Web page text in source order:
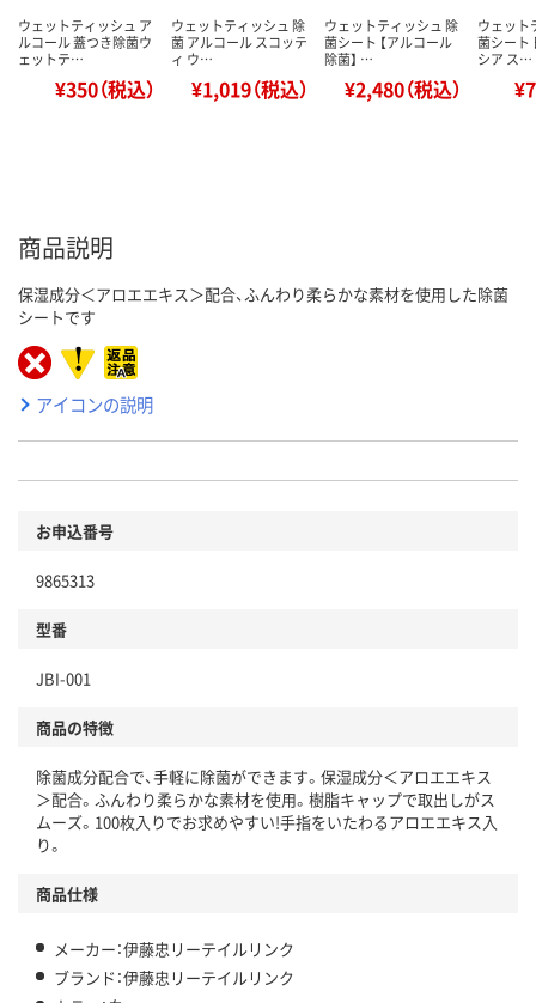
ウェットティッシュ ア
ルコール 蓋つき除菌ウ
ェットテ…
¥350（税込）
ウェットティッシュ 除
菌 アルコール スコッテ
ィ ウ…
¥1,019（税込）
ウェットティッシュ 除
菌シート 【アルコール
除菌】 …
¥2,480（税込）
ウェット
菌シート
シア ス…
商品説明
保湿成分＜アロエエキス＞配合、ふんわり柔らかな素材を使用した除菌
シートです
アイコンの説明
お申込番号
9865313
型番
JBI-001
商品の特徴
除菌成分配合で、手軽に除菌ができます。保湿成分＜アロエエキス
＞配合。ふんわり柔らかな素材を使用。樹脂キャップで取出しがス
ムーズ。100枚入りでお求めやすい!手指をいたわるアロエエキス入
り。
商品仕様
メーカー：伊藤忠リーテイルリンク
ブランド：伊藤忠リーテイルリンク